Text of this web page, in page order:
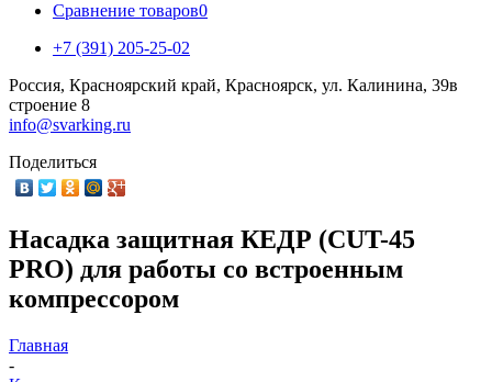
Сравнение товаров0
+7 (391) 205-25-02
Россия, Красноярский край, Красноярск, ул. Калинина, 39в
строение 8
info@svarking.ru
Поделиться
Насадка защитная КЕДР (CUT-45
PRO) для работы со встроенным
компрессором
Главная
-